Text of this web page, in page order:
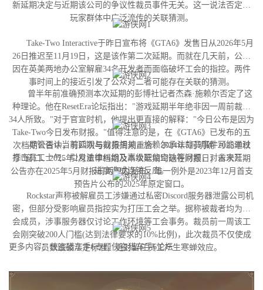
新延期决定与近期该公司的争议性裁员事件无关。这一说法否定了
玩家群体中广泛流传的关联猜测。
Take-Two Interactive于昨日宣布将《GTA6》发售日从2026年5月
26日推迟至11月19日，这是该作第二次延期。而就在几天前，公司
因在英美两地办公室解雇34名开发者而面临破坏工会的指控。两件
事时间上的接近引发了公众对二者可能存在关联的猜测。
曾半年前准确预测本次延期的彭博社记者杰森·施赖尔否定了这
种理论。他在ResetEra论坛指出："游戏延期半年绝非因一周前裁撤
34人所致。"对于官宣时机，他提出更直接的解释："今日公布是因为
Take-Two今日发布财报。"值得注意的是，在《GTA6》已发布的五
次档期公告中，有四次与财报周期重合：2024年5月明确"2025年秋
季"窗口、2025年2月重申档期及本次延期均选在财报日；首次延期
公告亦在2025年5月财报前两周内发布。唯一例外是2023年12月首支
预告片公布的2025年原定窗口。
尽管否认当前延期与裁员相关，施赖尔承认裁员事件可能通过
打击员工士气、引发法律纠纷及高级职位空缺等问题，对未来开发
进度造成连锁反应。
Rockstar声称被解雇员工涉嫌通过私密Discord服务器泄露公司机
密，但部分受影响雇员指控实为打压工会之举。据称被裁者均为工
会成员，涉事服务器仅讨论工作环境等工会事务。裁员前一周该工
会刚突破200人门槛(达到法律要求的10%比例)，此次裁员不仅使成
员数跌破法定标准，更对留任员工产生寒蝉效应。
更多内容：侠盗猎车手6专题侠盗猎车手6论坛